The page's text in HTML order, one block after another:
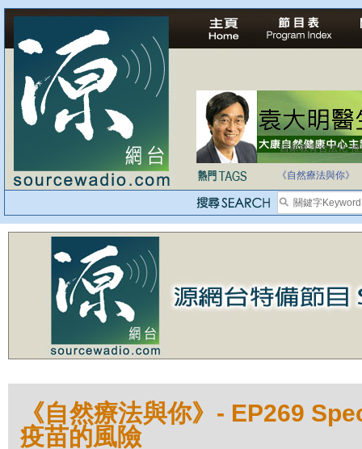
自家教育合法化-
《自然療法與你》
《自然療法與你》- EP269
疫苗的風險